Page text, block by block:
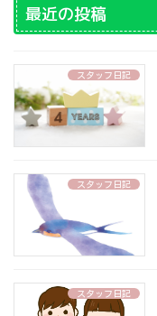
最近の投稿
スタッフ日記
スタッフ日記
スタッフ日記